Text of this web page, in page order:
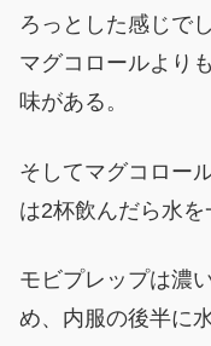
ろっとした感じで
マグコロールより
味がある。
そしてマグコロー
は2杯飲んだら水を
モビプレップは濃
め、内服の後半に